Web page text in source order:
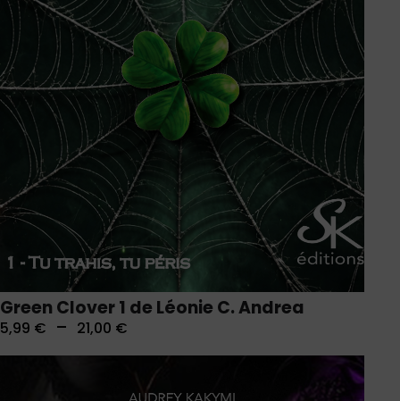
Green Clover 1 de Léonie C. Andrea
5,99 € – 21,00 €